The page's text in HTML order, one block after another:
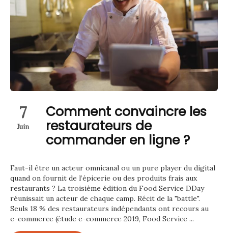
7
Juin
Comment convaincre les
restaurateurs de
commander en ligne ?
Faut-il être un acteur omnicanal ou un pure player du digital
quand on fournit de l’épicerie ou des produits frais aux
restaurants ? La troisième édition du Food Service DDay
réunissait un acteur de chaque camp. Récit de la "battle".
Seuls 18 % des restaurateurs indépendants ont recours au
e-commerce (étude e-commerce 2019, Food Service ...